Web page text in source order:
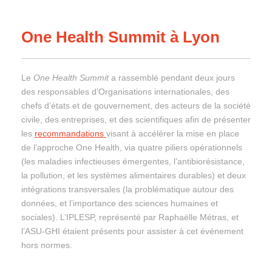
One Health Summit à Lyon
Le One Health Summita rassemblé pendant deux jours
des responsables d’Organisations internationales, des
chefs d’états et de gouvernement, des acteurs de la société
civile, des entreprises, et des scientifiques afin de présenter
les recommandations visant à accélérer la mise en place
de l’approche One Health, via quatre piliers opérationnels
(les maladies infectieuses émergentes, l’antibiorésistance,
la pollution, et les systèmes alimentaires durables) et deux
intégrations transversales (la problématique autour des
données, et l’importance des sciences humaines et
sociales). L’IPLESP, représenté par Raphaëlle Métras, et
l’ASU-GHI étaient présents pour assister à cet événement
hors normes.